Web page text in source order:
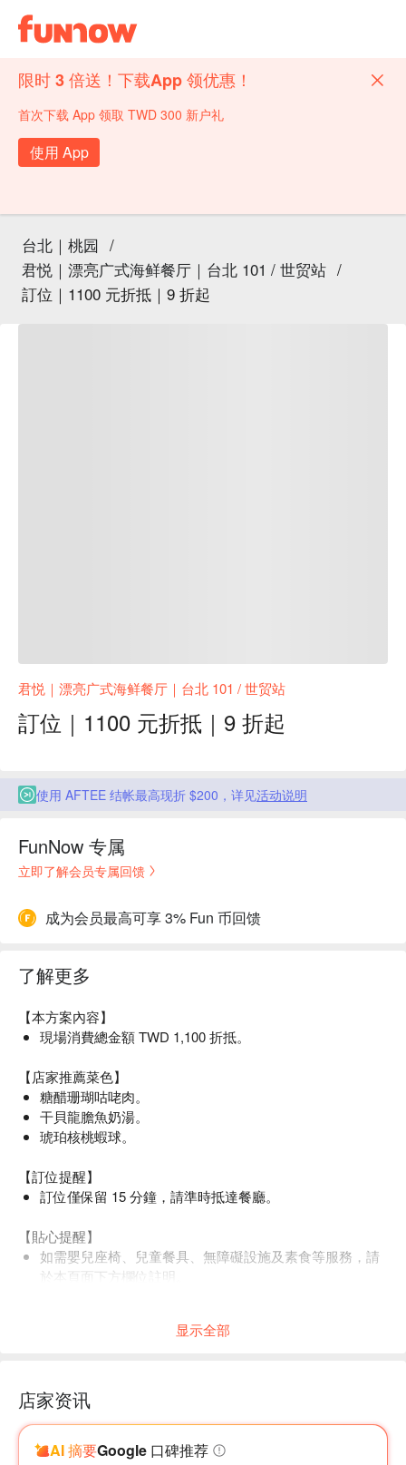
限时 3 倍送！下载App 领优惠！
首次下载 App 领取 TWD 300 新户礼
使用 App
台北｜桃园 /
君悦｜漂亮广式海鲜餐厅｜台北 101 / 世贸站 /
訂位｜1100 元折抵｜9 折起
君悦｜漂亮广式海鲜餐厅｜台北 101 / 世贸站
訂位｜1100 元折抵｜9 折起
使用 AFTEE 结帐最高现折 $200，详见活动说明
FunNow 专属
立即了解会员专属回馈
成为会员最高可享 3% Fun 币回馈
了解更多
【本方案內容】
現場消費總金額 TWD 1,100 折抵。
【店家推薦菜色】
糖醋珊瑚咕咾肉。
干貝龍膽魚奶湯。
琥珀核桃蝦球。
【訂位提醒】
訂位僅保留 15 分鐘，請準時抵達餐廳。
【貼心提醒】
如需嬰兒座椅、兒童餐具、無障礙設施及素食等服務，請
於本頁面下方欄位註明。
預訂前請選取正確用餐人數，以利現場安排用餐空間。
請穿著端莊。
-
显示全部
店家资讯
AI 摘要Google 口碑推荐